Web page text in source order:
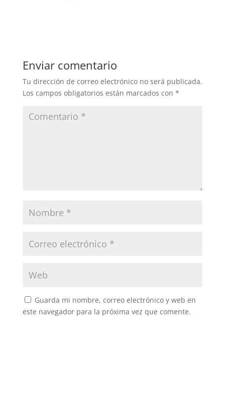
Enviar comentario
Tu dirección de correo electrónico no será publicada.
Los campos obligatorios están marcados con *
Guarda mi nombre, correo electrónico y web en
este navegador para la próxima vez que comente.